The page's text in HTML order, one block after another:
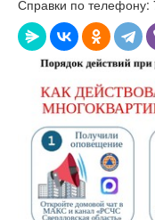
Справки по телефону: